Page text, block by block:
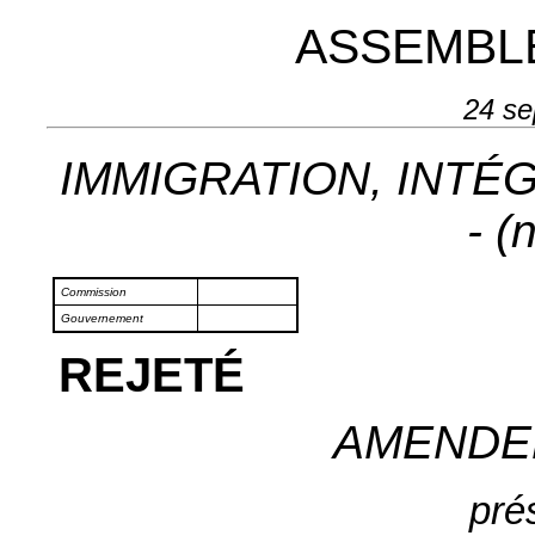
24
IMMIGRATION,
-
Commission
Gouvernement
REJETÉ